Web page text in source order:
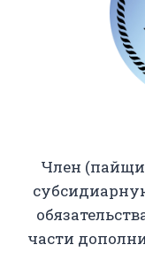
Член
части